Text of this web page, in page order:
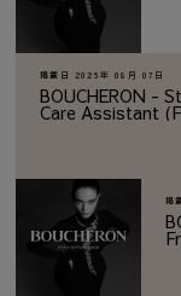
掲載日 2026年 08月 07日
BOUCHERON -
Care Assistant
掲